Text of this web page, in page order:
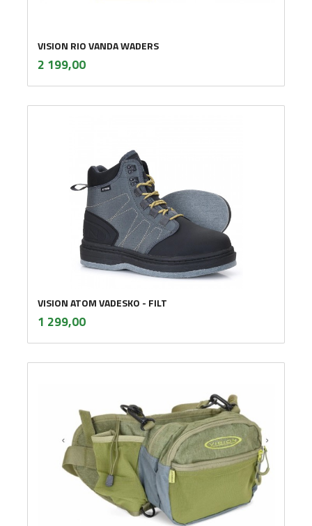
VISION RIO VANDA WADERS
Pris
2 199,00mva.
VISION ATOM VADESKO - FILT
Pris
1 299,00mva.